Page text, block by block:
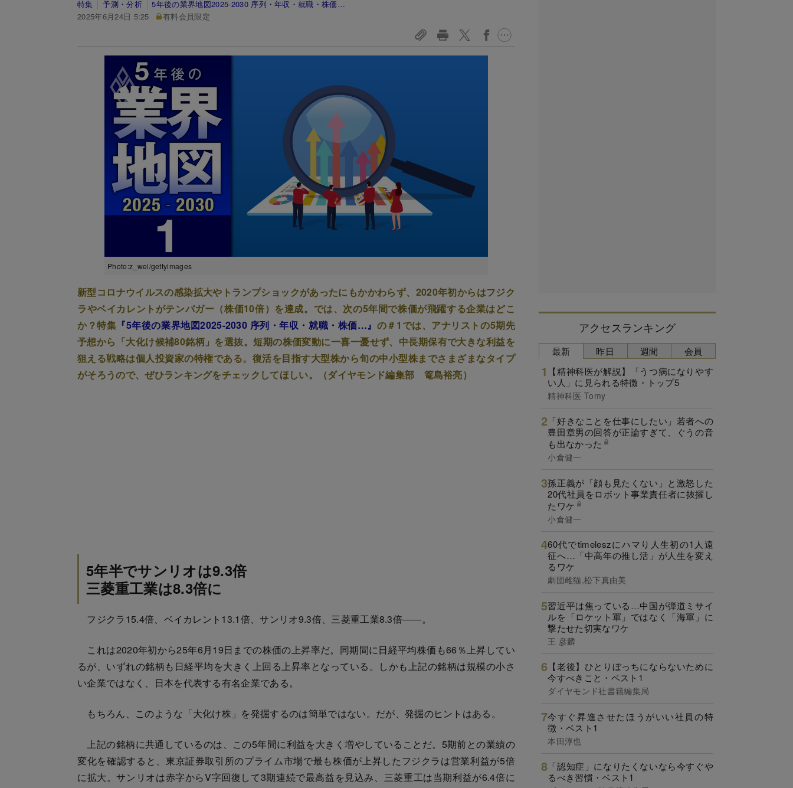
特集 予測・分析
5年後の業界地図2025-2030 序列・年収・就職・株価…
2025年6月24日 5:25
有料会員限定
Photo:z_wei/gettyimages
新型コロナウイルスの感染拡大やトランプショックがあったにもかかわらず、2020年初からはフジク
ラやベイカレントがテンバガー（株価10倍）を達成。では、次の5年間で株価が飛躍する企業はどこ
か？特集 『5年後の業界地図2025-2030 序列・年収・就職・株価…』 の＃1では、アナリストの5期先
予想から「大化け候補80銘柄」を選抜。短期の株価変動に一喜一憂せず、中長期保有で大きな利益を
狙える戦略は個人投資家の特権である。復活を目指す大型株から旬の中小型株までさまざまなタイプ
がそろうので、ぜひランキングをチェックしてほしい。（ダイヤモンド編集部 篭島裕亮）
5年半でサンリオは9.3倍
三菱重工業は8.3倍に
フジクラ15.4倍、ベイカレント13.1倍、サンリオ9.3倍、三菱重工業8.3倍――。
これは2020年初から25年6月19日までの株価の上昇率だ。同期間に日経平均株価も66％上昇してい
るが、いずれの銘柄も日経平均を大きく上回る上昇率となっている。しかも上記の銘柄は規模の小さ
い企業ではなく、日本を代表する有名企業である。
もちろん、このような「大化け株」を発掘するのは簡単ではない。だが、発掘のヒントはある。
上記の銘柄に共通しているのは、この5年間に利益を大きく増やしていることだ。5期前との業績の
変化を確認すると、東京証券取引所のプライム市場で最も株価が上昇したフジクラは営業利益が5倍
に拡大。サンリオは赤字からV字回復して3期連続で最高益を見込み、三菱重工は当期利益が6.4倍に
アクセスランキング
最新
【精神科医が解説】「うつ病になりやす
い人」に見られる特徴・トップ5
精神科医 Tomy
「好きなことを仕事にしたい」若者への
豊田章男の回答が正論すぎて、ぐうの音
も出なかった
小倉健一
孫正義が「顔も見たくない」と激怒した
20代社員をロボット事業責任者に抜擢し
たワケ
小倉健一
60代でtimeleszにハマり人生初の1人遠
征へ…「中高年の推し活」が人生を変え
るワケ
劇団雌猫,松下真由美
習近平は焦っている…中国が弾道ミサイ
ルを「ロケット軍」ではなく「海軍」に
撃たせた切実なワケ
王 彦麟
【老後】ひとりぼっちにならないために
今すべきこと・ベスト1
ダイヤモンド社書籍編集局
今すぐ昇進させたほうがいい社員の特
徴・ベスト1
本田淳也
「認知症」になりたくないなら今すぐや
るべき習慣・ベスト1
昨日 週間 会員